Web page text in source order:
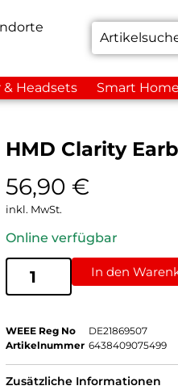
Headsets Smart Home
HMD Clarity
56,90 €
inkl. MwSt.
Online verfügbar
In den
WEEE Reg No
DE21869507
Artikelnummer 6438409075499
Zusätzliche Informationen